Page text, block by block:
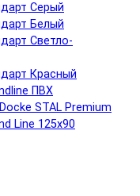
Серый
Белый
Светло-
Красный
ПВХ
STAL Premium
Line 125x90